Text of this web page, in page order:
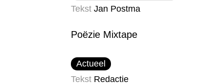
Tekst Jan Postma
Poëzie Mixtape
Actueel
Tekst Redactie